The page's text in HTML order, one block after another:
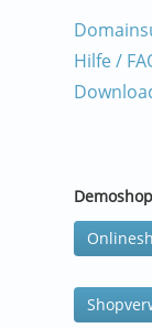
Hilfe /
Demoshop